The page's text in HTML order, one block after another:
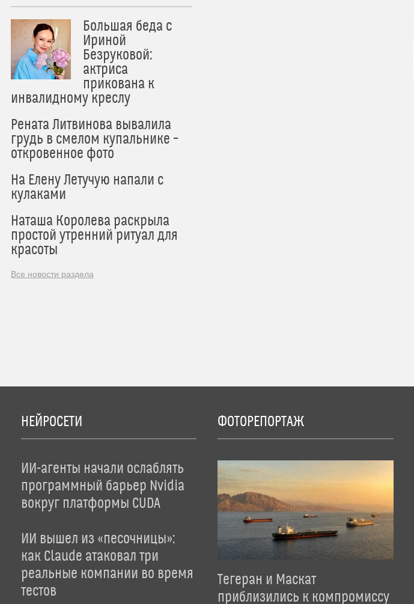
Большая беда с
Ириной
Безруковой:
актриса
прикована к
инвалидному креслу
Рената Литвинова вывалила
грудь в смелом купальнике –
откровенное фото
На Елену Летучую напали с
кулаками
Наташа Королева раскрыла
простой утренний ритуал для
красоты
Все новости раздела
НЕЙРОСЕТИ
ИИ-агенты начали ослаблять
программный барьер Nvidia
вокруг платформы CUDA
ИИ вышел из «песочницы»:
как Claude атаковал три
реальные компании во время
тестов
ФОТОРЕПОРТАЖ
Тегеран и Маскат
приблизились к компромиссу